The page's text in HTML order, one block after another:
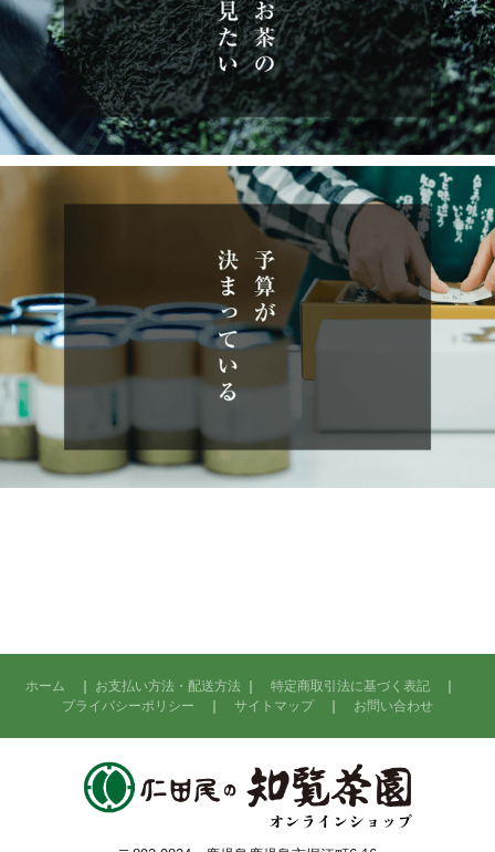
ホーム ｜ お支払い方法・配送方法 ｜ 特定商取引法に基づく表記 ｜
プライバシーポリシー ｜ サイトマップ ｜ お問い合わせ